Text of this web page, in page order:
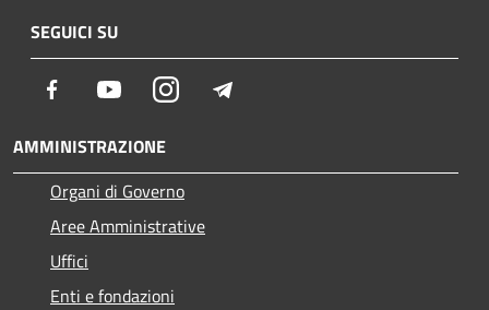
SEGUICI SU
Facebook YoutubeInstagram
AMMINISTRAZIONE
Organi di Governo
Aree Amministrative
Uffici
Enti e fondazioni